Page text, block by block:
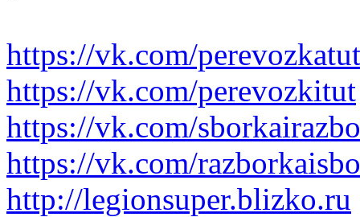
https://vk.com/perevozkatut
https://vk.com/perevozkitut
https://vk.com/
https://vk.com/
http://legionsuper.blizko.ru